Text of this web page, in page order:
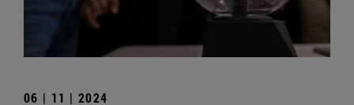
06 | 11 | 2024